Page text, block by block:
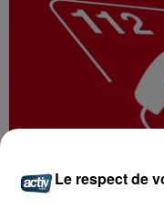
Le respect de